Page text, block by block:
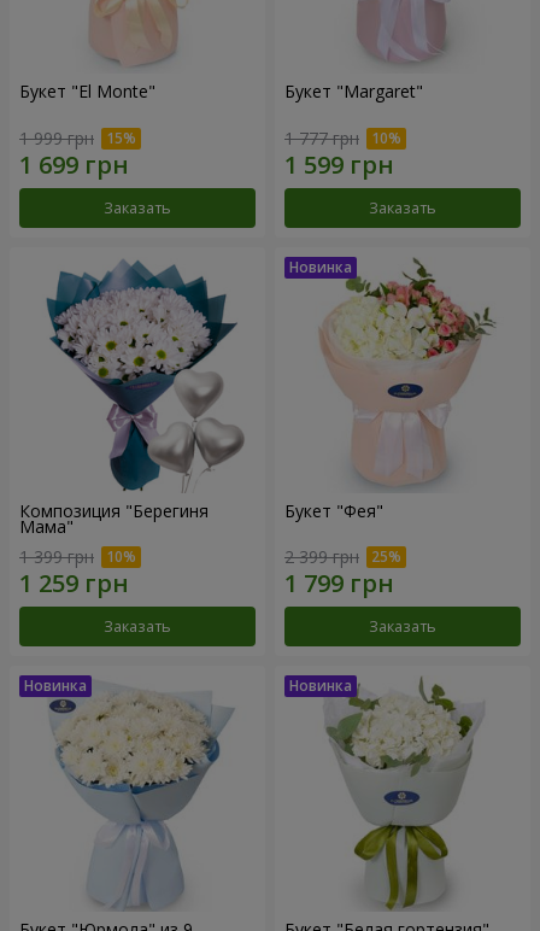
Букет "El Monte"
1 999 грн
Заказать
Букет "Margaret"
1 777 грн
Заказать
Композиция "Берегиня
Мама"
1 399 грн
Заказать
Букет "Фея"
2 399 грн
Заказать